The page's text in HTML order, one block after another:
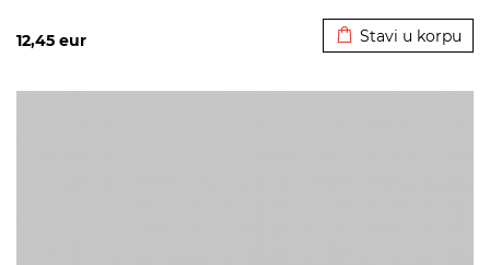
12,45 eur Stavi u korpu